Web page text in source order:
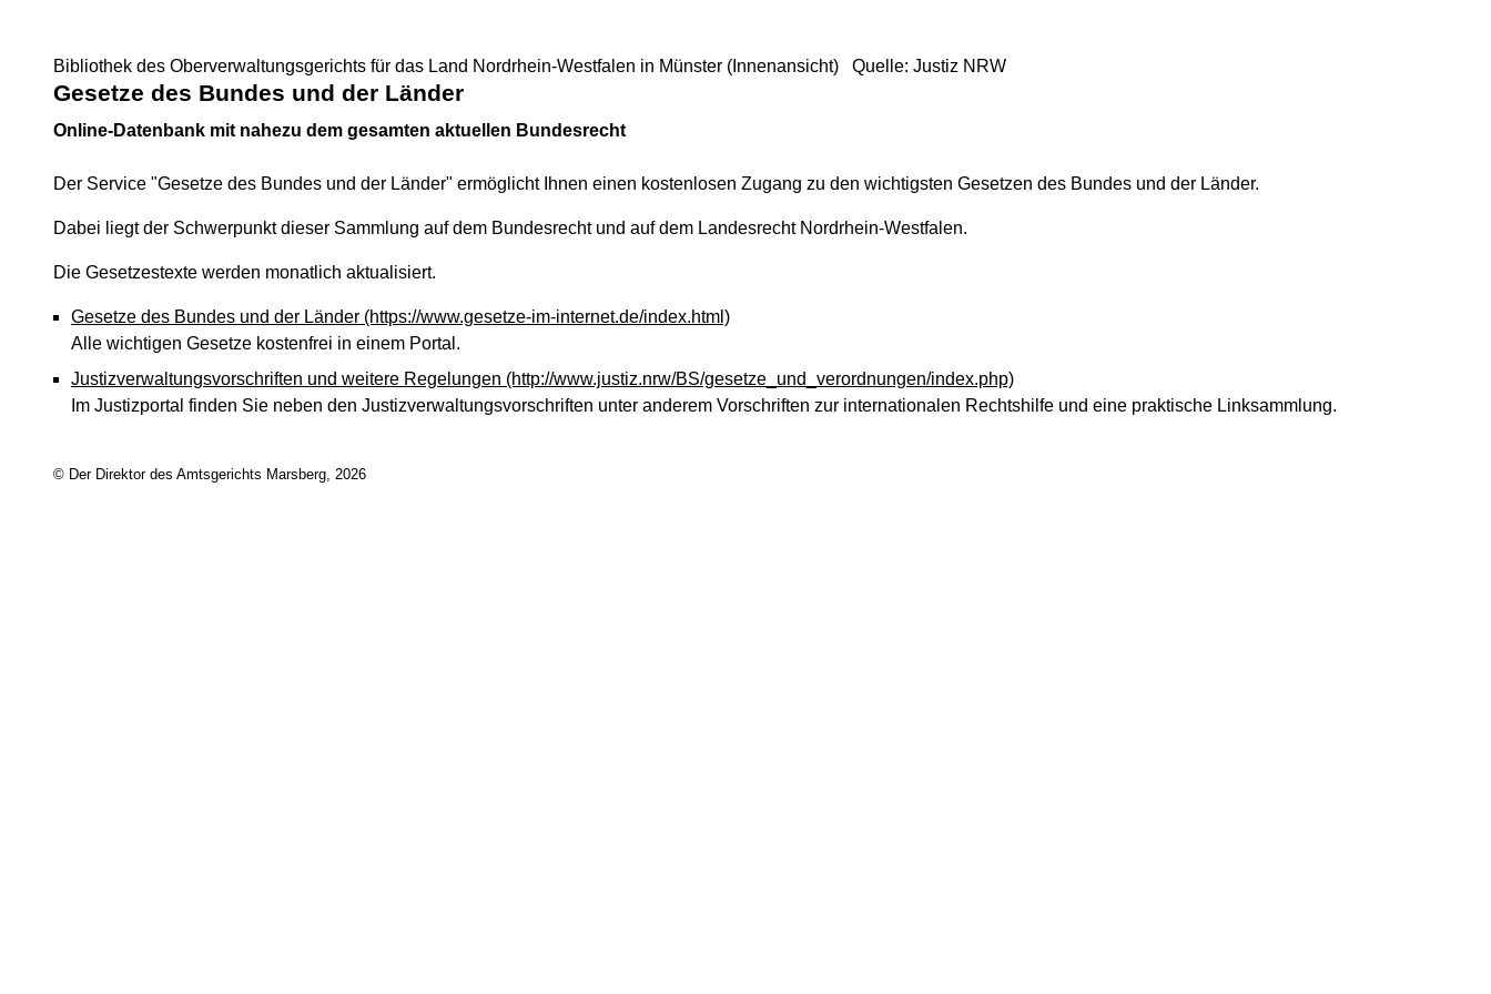
Bibliothek des Oberverwaltungsgerichts für das Land Nordrhein-Westfalen in Münster (Innenansicht) Quelle: Justiz NRW
Gesetze des Bundes und der Länder
Online-Datenbank mit nahezu dem gesamten aktuellen Bundesrecht
Der Service "Gesetze des Bundes und der Länder" ermöglicht Ihnen einen kostenlosen Zugang zu den wichtigsten Gesetzen des Bundes und der Länder.
Dabei liegt der Schwerpunkt dieser Sammlung auf dem Bundesrecht und auf dem Landesrecht Nordrhein-Westfalen.
Die Gesetzestexte werden monatlich aktualisiert.
Gesetze des Bundes und der Länder (https://www.gesetze-im-internet.de/index.html)
Alle wichtigen Gesetze kostenfrei in einem Portal.
Justizverwaltungsvorschriften und weitere Regelungen (http://www.justiz.nrw/BS/gesetze_und_verordnungen/index.php)
Im Justizportal finden Sie neben den Justizverwaltungsvorschriften unter anderem Vorschriften zur internationalen Rechtshilfe und eine praktische Linksammlung.
© Der Direktor des Amtsgerichts Marsberg, 2026